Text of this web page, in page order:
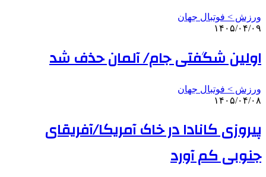
ورزش > فوتبال جهان
۱۴۰۵/۰۴/۰۹
اولین شگفتی جام/ آلمان حذف شد
ورزش > فوتبال جهان
۱۴۰۵/۰۴/۰۸
پیروزی کانادا در خاک آمریکا/آفریقای
جنوبی کم آورد